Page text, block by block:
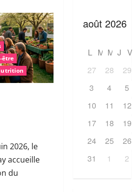
être
2026, le
accueille
du
L M M J V
27
28
29
3
4
5
10
11
12
17
18
19
24
25
26
31
1 2